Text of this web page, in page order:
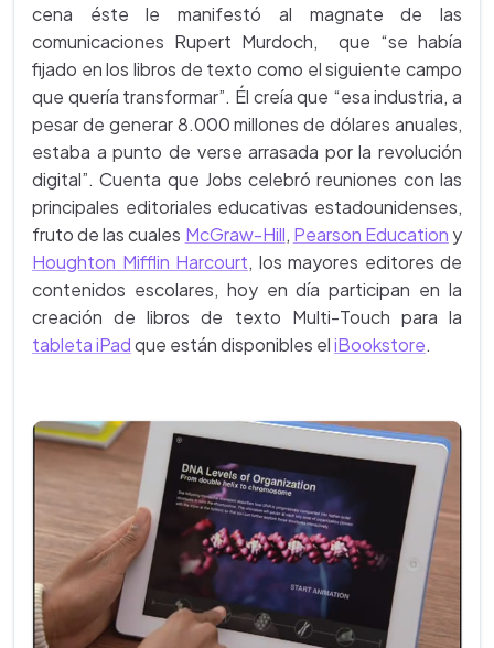
cena éste le manifestó al magnate de las
comunicaciones Rupert Murdoch, que “se había
fijado en los libros de texto como el siguiente campo
que quería transformar”. Él creía que “esa industria, a
pesar de generar 8.000 millones de dólares anuales,
estaba a punto de verse arrasada por la revolución
digital”. Cuenta que Jobs celebró reuniones con las
principales editoriales educativas estadounidenses,
fruto de las cuales McGraw-Hill, Pearson Education y
Houghton Mifflin Harcourt, los mayores editores de
contenidos escolares, hoy en día participan en la
creación de libros de texto Multi-Touch para la
tableta iPadque están disponibles eliBookstore.